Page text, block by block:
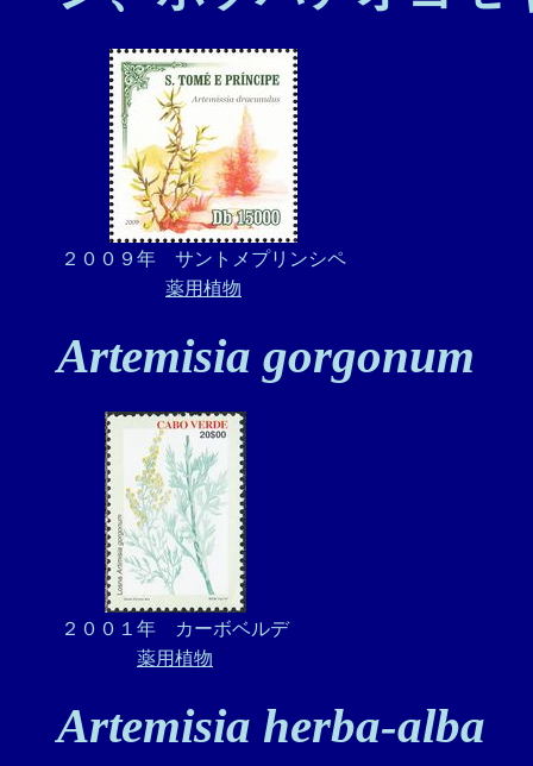
２００９年 サントメプリンシペ
薬用植物
Artemisia gorgonum
２００１年 カーボベルデ
薬用植物
Artemisia herba-alba